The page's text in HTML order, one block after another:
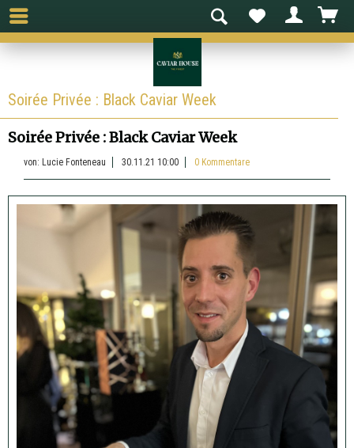
Soirée Privée : Black Caviar Week
Soirée Privée : Black Caviar Week
von: Lucie Fonteneau 30.11.21 10:00 0 Kommentare